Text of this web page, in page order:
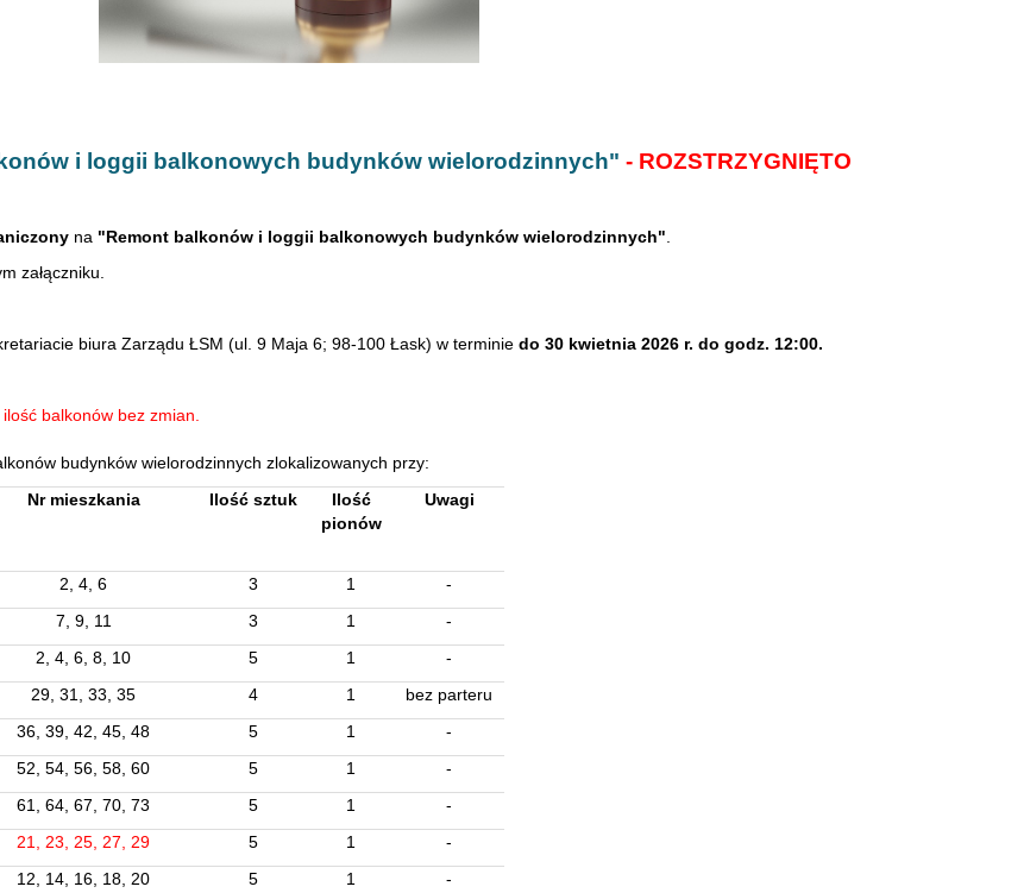
i loggii balkonowych budynków wielorodzinnych" - ROZSTRZYGNIĘTO
na "Remont balkonów i loggii balkonowych budynków wielorodzinnych"
załączniku.
biura Zarządu ŁSM (ul. 9 Maja 6; 98-100 Łask) w terminie do 30 kwietnia 2026 r. do godz. 12:00.
balkonów bez zmian.
budynków wielorodzinnych zlokalizowanych przy:
Nr mieszkania Ilość sztuk
Ilość
pionów
Uwagi
2, 4, 6 3 1
-
7, 9, 11 3 1
-
2, 4, 6, 8, 10 5 1
-
29, 31, 33, 35 4 1
bez parteru
36, 39, 42, 45, 48 5 1
-
52, 54, 56, 58, 60 5 1
-
61, 64, 67, 70, 73 5 1
-
21, 23, 25, 27, 29 5 1
-
12, 14, 16, 18, 20 5 1
-